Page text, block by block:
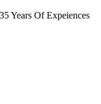
Years Of Expeiences